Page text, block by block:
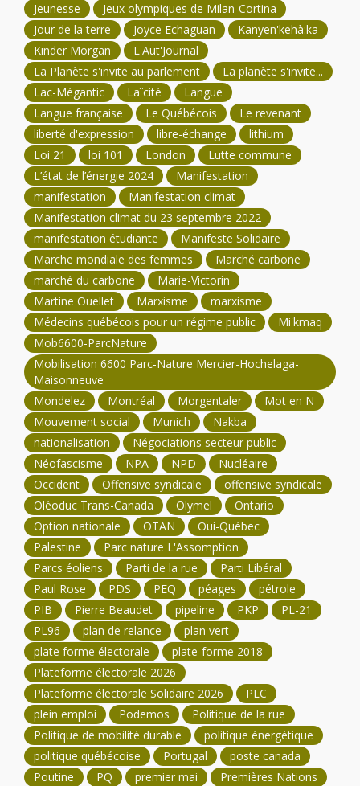
Jeunesse
Jeux olympiques de Milan-Cortina
Jour de la terre
Joyce Echaguan
Kanyen'kehà:ka
Kinder Morgan
L'Aut'Journal
La Planète s'invite au parlement
La planète s'invite...
Lac-Mégantic
Laïcité
Langue
Langue française
Le Québécois
Le revenant
liberté d'expression
libre-échange
lithium
Loi 21
loi 101 London
Lutte commune
L’état de l’énergie 2024
Manifestation
manifestation
Manifestation climat
Manifestation climat du 23 septembre 2022
manifestation étudiante
Manifeste Solidaire
Marche mondiale des femmes
Marché carbone
marché du carbone
Marie-Victorin
Martine Ouellet
Marxisme
marxisme
Médecins québécois pour un régime public
Mi'kmaq
Mob6600-ParcNature
Mobilisation 6600 Parc-Nature Mercier-Hochelaga-
Maisonneuve
Mondelez
Montréal Morgentaler
Mot en N
Mouvement social
Munich
Nakba
nationalisation
Négociations secteur public
Néofascisme
NPA NPD
Nucléaire
Occident
Offensive syndicale
offensive syndicale
Oléoduc Trans-Canada
Olymel
Ontario
Option nationale
OTAN
Oui-Québec
Palestine
Parc nature L'Assomption
Parcs éoliens
Parti de la rue
Parti Libéral
Paul Rose
PDS PEQ péages
pétrole
PIB
Pierre Beaudet pipeline PKP
PL-21
PL96
plan de relance
plan vert
plate forme électorale
plate-forme 2018
Plateforme électorale 2026
Plateforme électorale Solidaire 2026
PLC
plein emploi
Podemos
Politique de la rue
Politique de mobilité durable
politique énergétique
politique québécoise
Portugal
poste canada
Poutine
PQ premier mai
Premières Nations